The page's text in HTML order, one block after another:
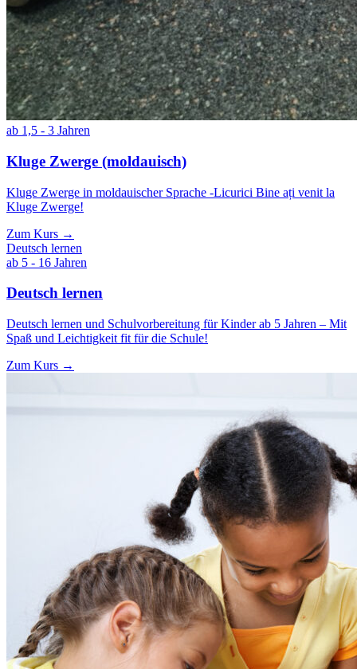
ab 1,5 - 3 Jahren
Kluge Zwerge (moldauisch)
Kluge Zwerge in moldauischer Sprache -Licurici Bine ați venit la
Kluge Zwerge!
Zum Kurs →
Deutsch lernen
ab 5 - 16 Jahren
Deutsch lernen
Deutsch lernen und Schulvorbereitung für Kinder ab 5 Jahren – Mit
Spaß und Leichtigkeit fit für die Schule!
Zum Kurs →